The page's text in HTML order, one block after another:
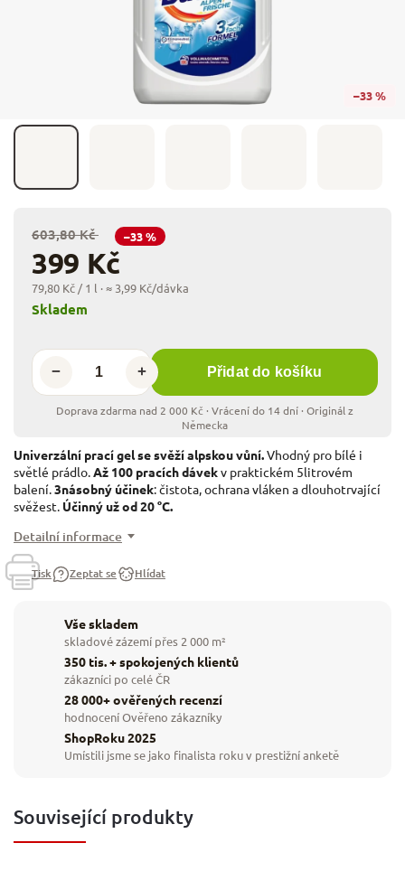
–33 %
603,80 Kč –33 %
399 Kč
79,80 Kč / 1 l · ≈ 3,99 Kč/dávka
+
− Přidat do košíku
Skladem
Univerzální prací gel se svěží alpskou vůní.Vhodný pro bílé i
světlé prádlo.Až 100 pracích dávekv praktickém 5litrovém
balení.3násobný účinek: čistota, ochrana vláken a dlouhotrvající
svěžest. Účinný už od 20 °C.
Detailní informace
Tisk Zeptat se Hlídat
Vše skladem
skladové zázemí přes 2 000 m²
350 tis. + spokojených klientů
zákazníci po celé ČR
28 000+ ověřených recenzí
hodnocení Ověřeno zákazníky
ShopRoku 2025
Umístili jsme se jako finalista roku v prestižní anketě
Související produkty